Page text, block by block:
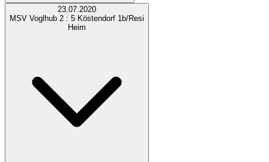
23.07.2020
MSV Voglhub 2 : 5 Köstendorf 1b/Resi
Heim